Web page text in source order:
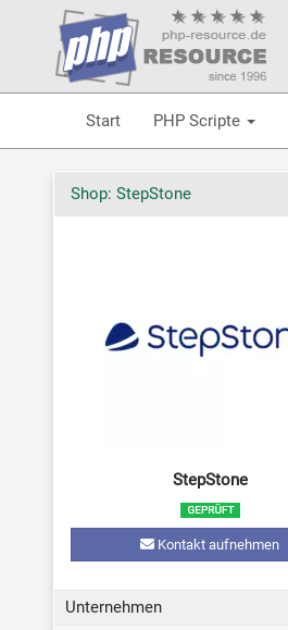
Start PHP Scripte
Shop: StepStone
StepStone
Kontakt aufnehmen
Unternehmen